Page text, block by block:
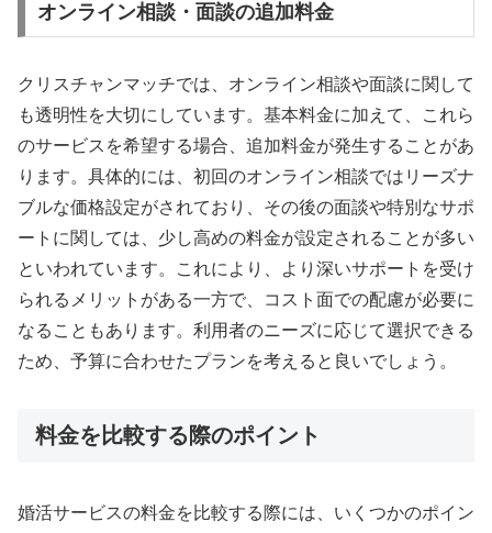
オンライン相談・面談の追加料金
クリスチャンマッチでは、オンライン相談や面談に関して
も透明性を大切にしています。基本料金に加えて、これら
のサービスを希望する場合、追加料金が発生することがあ
ります。具体的には、初回のオンライン相談ではリーズナ
ブルな価格設定がされており、その後の面談や特別なサポ
ートに関しては、少し高めの料金が設定されることが多い
といわれています。これにより、より深いサポートを受け
られるメリットがある一方で、コスト面での配慮が必要に
なることもあります。利用者のニーズに応じて選択できる
ため、予算に合わせたプランを考えると良いでしょう。
料金を比較する際のポイント
婚活サービスの料金を比較する際には、いくつかのポイン